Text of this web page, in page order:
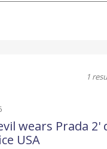
1
wears Prada
USA